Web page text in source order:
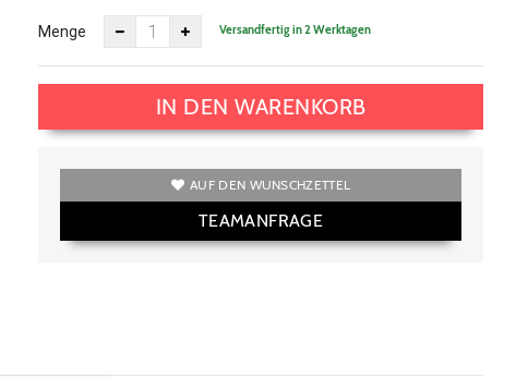
Menge Versandfertig in 2 Werktagen
IN DEN WARENKORB
AUF DEN WUNSCHZETTEL
TEAMANFRAGE